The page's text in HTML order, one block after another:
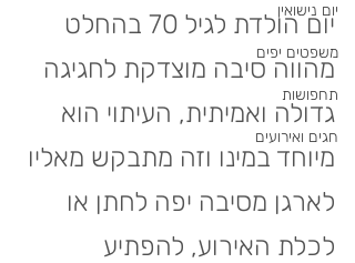
יום נישואין
משפטים יפים
תחפושות
חגים ואירועים
יום הולדת לגיל 70 בהחלט
מהווה סיבה מוצדקת לחגיגה
גדולה ואמיתית, העיתוי הוא
מיוחד במינו וזה מתבקש מאליו
לארגן מסיבה יפה לחתן או
לכלת האירוע, להפתיע